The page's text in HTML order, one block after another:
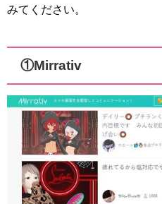
みてください。
①Mirrativ